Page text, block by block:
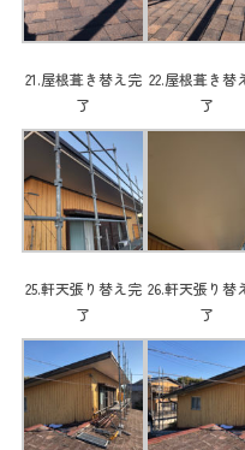
21.屋根葺き替え完
了
22.屋根葺き替
了
25.軒天張り替え完
了
26.軒天張り替
了